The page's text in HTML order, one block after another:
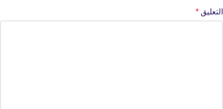
التعليق *